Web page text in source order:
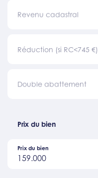
Revenu cadastral
Réduction (si RC<745 €)
Double abattement
Prix du bien
159.000
Prix du bien